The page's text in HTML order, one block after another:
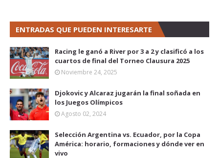
ENTRADAS QUE PUEDEN INTERESARTE
Racing le ganó a River por 3 a 2 y clasificó a los
cuartos de final del Torneo Clausura 2025
Noviembre 24, 2025
Djokovic y Alcaraz jugarán la final soñada en
los Juegos Olímpicos
Agosto 02, 2024
Selección Argentina vs. Ecuador, por la Copa
América: horario, formaciones y dónde ver en
vivo